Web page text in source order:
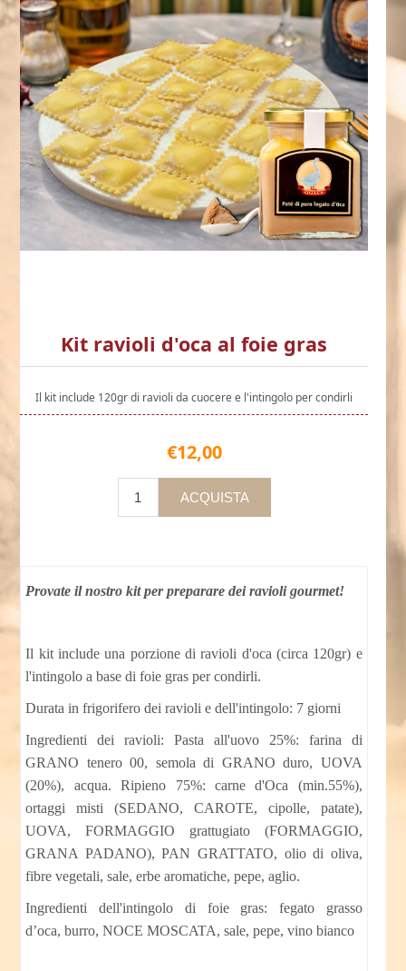
Kit ravioli d'oca al foie gras
Il kit include 120gr di ravioli da cuocere e l'intingolo per condirli
€12,00
Provate il nostro kit per preparare dei ravioli gourmet!
Il kit include una porzione di ravioli d'oca (circa 120gr) e
l'intingolo a base di foie gras per condirli.
Durata in frigorifero dei ravioli e dell'intingolo: 7 giorni
Ingredienti dei ravioli:Pasta all'uovo 25%: farina di
GRANO tenero 00, semola di GRANO duro, UOVA
(20%), acqua.Ripieno 75%: carne d'Oca (min.55%),
ortaggi misti (SEDANO, CAROTE, cipolle, patate),
UOVA, FORMAGGIO grattugiato (FORMAGGIO,
GRANA PADANO), PAN GRATTATO, olio di oliva,
fibre vegetali, sale, erbe aromatiche, pepe, aglio.
Ingredienti dell'intingolo di foie gras: fegato grasso
d’oca, burro, NOCE MOSCATA, sale, pepe, vino bianco